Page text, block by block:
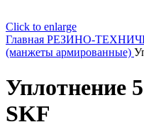
Click to enlarge
Главная РЕЗИНО-
(манжеты армированные)
Уплотнение
SKF